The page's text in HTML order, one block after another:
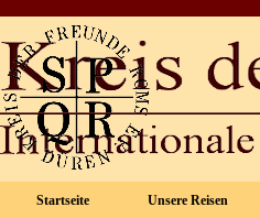
Startseite Unsere Reisen